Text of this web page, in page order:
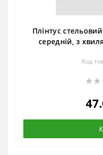
Плінтус
середній, з
Код